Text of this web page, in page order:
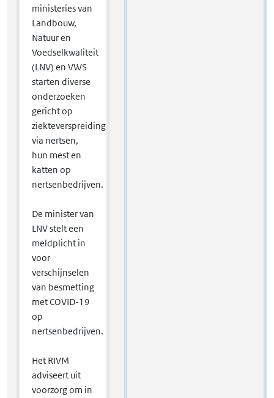
ministeries van
Landbouw,
Natuur en
Voedselkwaliteit
(LNV) en VWS
starten diverse
onderzoeken
gericht op
ziekteverspreiding
via nertsen,
hun mest en
katten op
nertsenbedrijven.
De minister van
LNV stelt een
meldplicht in
voor
verschijnselen
van besmetting
met COVID-19
op
nertsenbedrijven.
Het RIVM
adviseert uit
voorzorg om in